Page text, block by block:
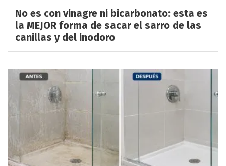
No es con vinagre ni bicarbonato: esta es
la MEJOR forma de sacar el sarro de las
canillas y del inodoro